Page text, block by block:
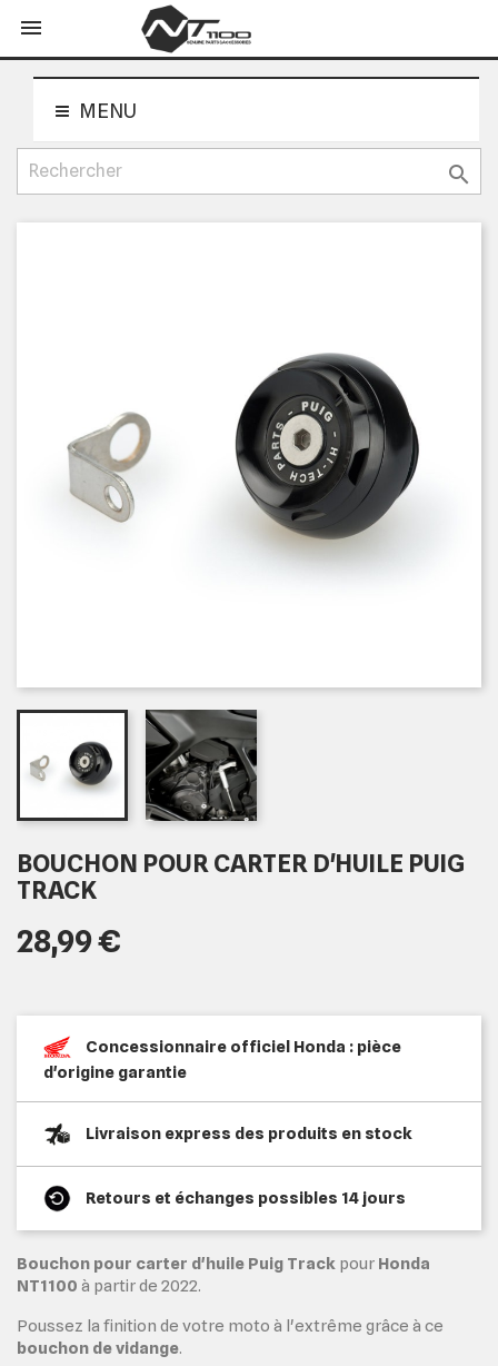

MENU

BOUCHON POUR CARTER D'HUILE PUIG
TRACK
28,99 €
Concessionnaire officiel Honda : pièce
d'origine garantie
Livraison express des produits en stock
Retours et échanges possibles 14 jours
Bouchon pour carter d'huile Puig Track pour Honda
NT1100 à partir de 2022.
Poussez la finition de votre moto à l'extrême grâce à ce
bouchon de vidange.